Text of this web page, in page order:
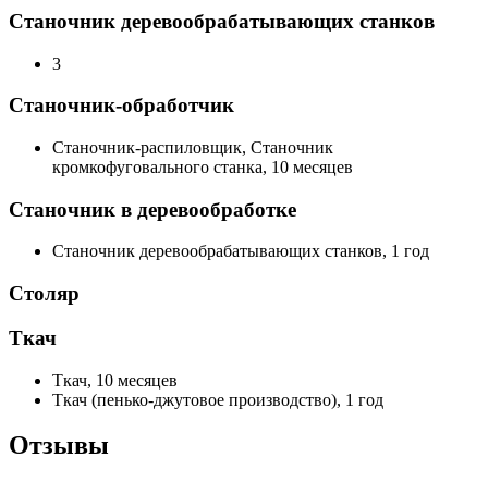
Станочник деревообрабатывающих станков
3
Станочник-обработчик
Станочник-распиловщик, Станочник
кромкофуговального станка, 10 месяцев
Станочник в деревообработке
Станочник деревообрабатывающих станков, 1 год
Столяр
Ткач
Ткач, 10 месяцев
Ткач (пенько-джутовое производство), 1 год
Отзывы